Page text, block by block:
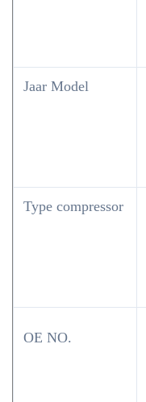
Jaar Model
Type compressor
OE NO.